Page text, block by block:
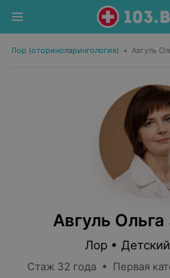
Лор (оториноларингология) • Авгуль
Авгуль
Лор •
Стаж 32 года • Первая